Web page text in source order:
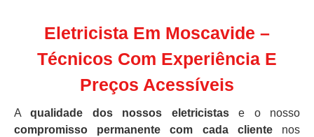
Eletricista Em Moscavide –
Técnicos Com Experiência E
Preços Acessíveis
Aqualidade dos nossos eletricistase o nosso
compromisso permanente com cada clientenos